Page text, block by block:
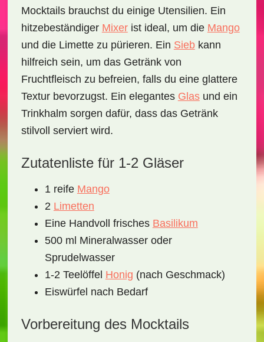
Mocktailsbrauchst du einige Utensilien. Ein
hitzebeständiger Mixerist ideal, um die Mango
und die Limette zu pürieren. Ein Siebkann
hilfreich sein, um das Getränk von
Fruchtfleisch zu befreien, falls du eine glattere
Textur bevorzugst. Ein elegantes Glasund ein
Trinkhalm sorgen dafür, dass das Getränk
stilvoll serviert wird.
Zutatenliste für 1-2 Gläser
1 reife Mango
2 Limetten
Eine Handvoll frisches Basilikum
500 ml Mineralwasser oder
Sprudelwasser
1-2 Teelöffel Honig (nach Geschmack)
Eiswürfel nach Bedarf
Vorbereitung des Mocktails